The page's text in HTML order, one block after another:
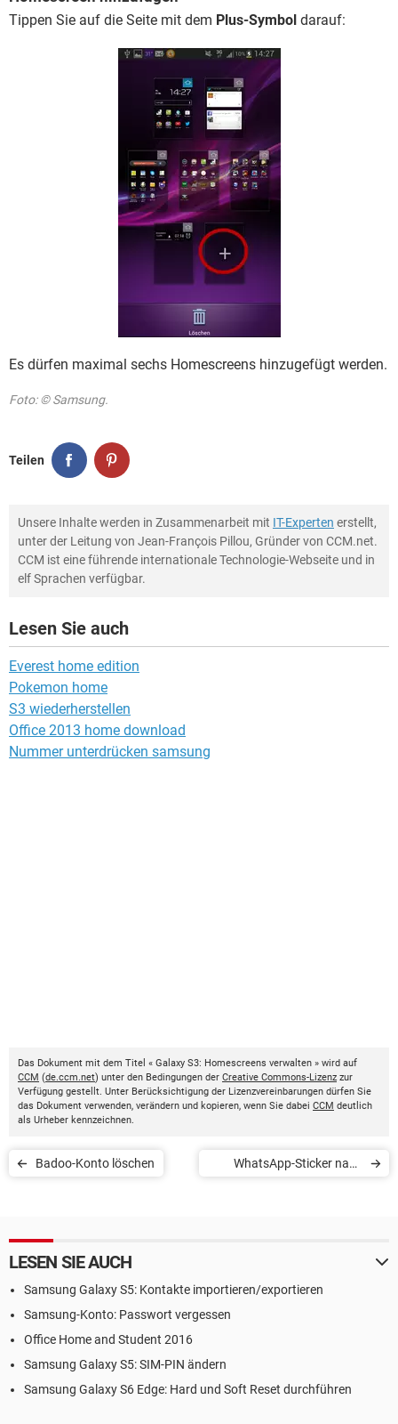
Tippen Sie auf die Seite mit dem Plus-Symbol darauf:
Es dürfen maximal sechs Homescreens hinzugefügt werden.
Foto: © Samsung.
Teilen
Unsere Inhalte werden in Zusammenarbeit mit IT-Experten erstellt,
unter der Leitung von Jean-François Pillou, Gründer von CCM.net.
CCM ist eine führende internationale Technologie-Webseite und in
elf Sprachen verfügbar.
Lesen Sie auch
Everest home edition
Pokemon home
S3 wiederherstellen
Office 2013 home download
Nummer unterdrücken samsung
Das Dokument mit dem Titel « Galaxy S3: Homescreens verwalten » wird auf
CCM (de.ccm.net) unter den Bedingungen der Creative Commons-Lizenz zur
Verfügung gestellt. Unter Berücksichtigung der Lizenzvereinbarungen dürfen Sie
das Dokument verwenden, verändern und kopieren, wenn Sie dabei CCM deutlich
als Urheber kennzeichnen.
Badoo-Konto löschen
WhatsApp-Sticker nach
LESEN SIE AUCH
Samsung Galaxy S5: Kontakte importieren/exportieren
Samsung-Konto: Passwort vergessen
Office Home and Student 2016
Samsung Galaxy S5: SIM-PIN ändern
Samsung Galaxy S6 Edge: Hard und Soft Reset durchführen